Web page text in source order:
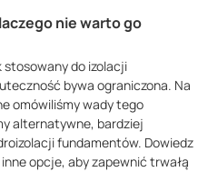
nie warto go
stosowany do izolacji
bywa ograniczona. Na
omówiliśmy wady tego
alternatywne, bardziej
fundamentów. Dowiedz
opcje, aby zapewnić trwałą